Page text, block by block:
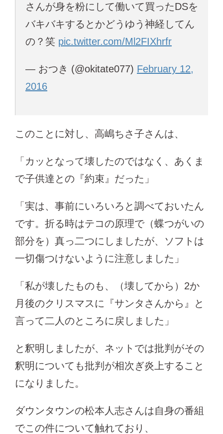
さんが身を粉にして働いて買ったDSを
バキバキするとかどうゆう神経してん
の？笑 pic.twitter.com/Ml2FIXhrfr
— おつき (@okitate077) February 12,
2016
このことに対し、高嶋ちさ子さんは、
「カッとなって壊したのではなく、あくま
で子供達との『約束』だった」
「実は、事前にいろいろと調べておいたん
です。折る時はテコの原理で（蝶つがいの
部分を）真っ二つにしましたが、ソフトは
一切傷つけないように注意しました」
「私が壊したものも、（壊してから）2か
月後のクリスマスに『サンタさんから』と
言って二人のところに戻しました」
と釈明しましたが、ネットでは批判がその
釈明についても批判が相次ぎ炎上すること
になりました。
ダウンタウンの松本人志さんは自身の番組
でこの件について触れており、